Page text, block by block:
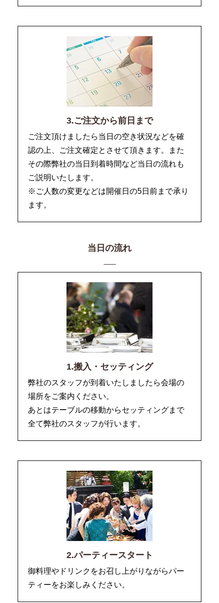
3.ご注文から前日まで
ご注文頂けましたら当日の空き状況などを確
認の上、ご注文確定とさせて頂きます。また
その際弊社の当日到着時間など当日の流れも
ご説明いたします。
※ご人数の変更などは開催日の5日前まで承り
ます。
当日の流れ
1.搬入・セッティング
弊社のスタッフが到着いたしましたら会場の
場所をご案内ください。
あとはテーブルの移動からセッティングまで
全て弊社のスタッフが行います。
2.パーティースタート
御料理やドリンクをお召し上がりながらパー
ティーをお楽しみください。